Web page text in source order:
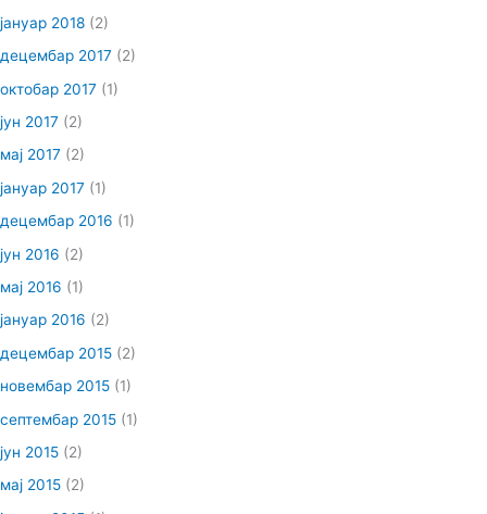
јануар 2018 (2)
децембар 2017 (2)
октобар 2017 (1)
јун 2017 (2)
мај 2017 (2)
јануар 2017 (1)
децембар 2016 (1)
јун 2016 (2)
мај 2016 (1)
јануар 2016 (2)
децембар 2015 (2)
новембар 2015 (1)
септембар 2015 (1)
јун 2015 (2)
мај 2015 (2)